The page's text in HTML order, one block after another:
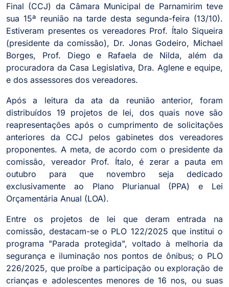
Final (CCJ) da Câmara Municipal de Parnamirim teve
sua 15ª reunião na tarde desta segunda-feira (13/10).
Estiveram presentes os vereadores Prof. Ítalo Siqueira
(presidente da comissão), Dr. Jonas Godeiro, Michael
Borges, Prof. Diego e Rafaela de Nilda, além da
procuradora da Casa Legislativa, Dra. Aglene e equipe,
e dos assessores dos vereadores.
Após a leitura da ata da reunião anterior, foram
distribuídos 19 projetos de lei, dos quais nove são
reapresentações após o cumprimento de solicitações
anteriores da CCJ pelos gabinetes dos vereadores
proponentes. A meta, de acordo com o presidente da
comissão, vereador Prof. Ítalo, é zerar a pauta em
outubro para que novembro seja dedicado
exclusivamente ao Plano Plurianual (PPA) e Lei
Orçamentária Anual (LOA).
Entre os projetos de lei que deram entrada na
comissão, destacam-se o PLO 122/2025 que institui o
programa "Parada protegida", voltado à melhoria da
segurança e iluminação nos pontos de ônibus; o PLO
226/2025, que proíbe a participação ou exploração de
crianças e adolescentes menores de 16 nos, ou suas